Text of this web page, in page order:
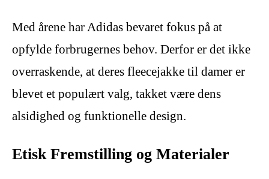
Med årene har Adidas bevaret fokus på at
opfylde forbrugernes behov. Derfor er det ikke
overraskende, at deres fleecejakke til damer er
blevet et populært valg, takket være dens
alsidighed og funktionelle design.
Etisk Fremstilling og Materialer